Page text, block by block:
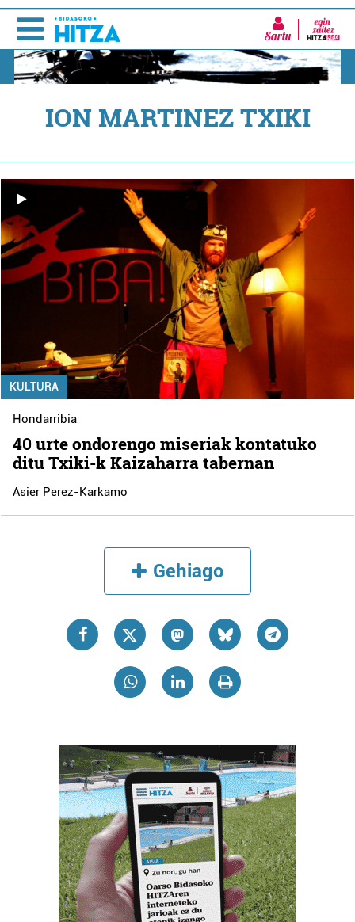
Sartu
ION MARTINEZ TXIKI
KULTURA
Hondarribia
40 urte ondorengo miseriak kontatuko
ditu Txiki-k Kaizaharra tabernan
Asier Perez-Karkamo
Gehiago